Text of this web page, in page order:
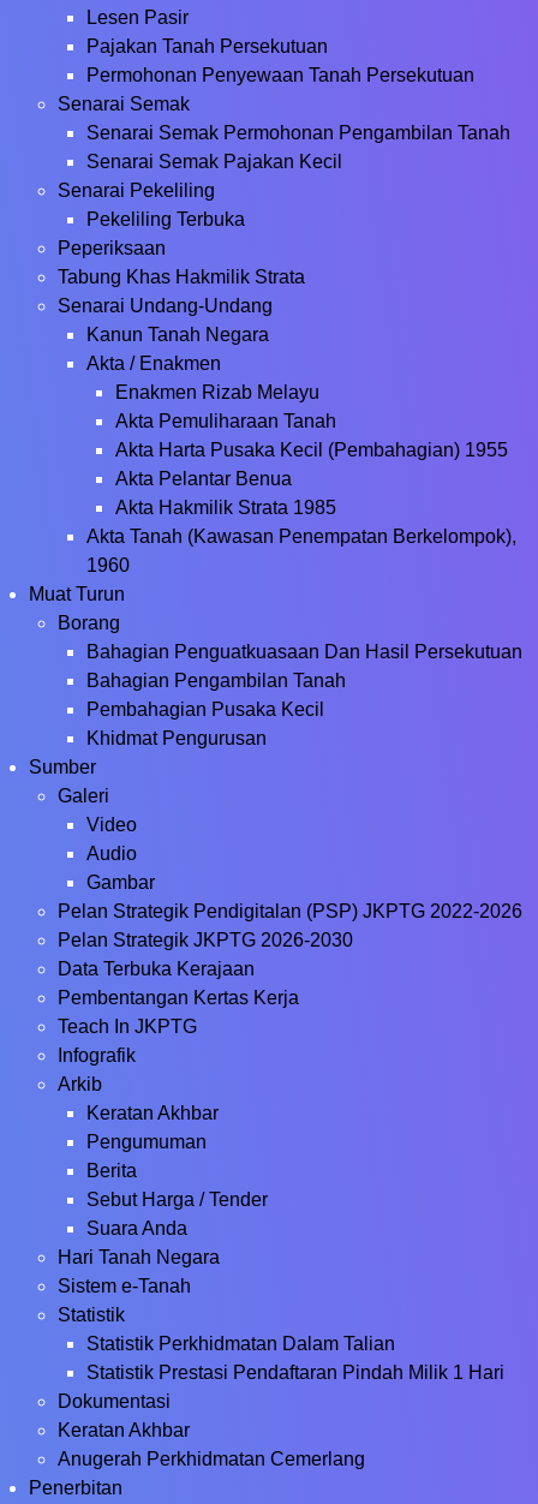
Lesen Pasir
Pajakan Tanah Persekutuan
Permohonan Penyewaan Tanah Persekutuan
Senarai Semak
Senarai Semak Permohonan Pengambilan Tanah
Senarai Semak Pajakan Kecil
Senarai Pekeliling
Pekeliling Terbuka
Peperiksaan
Tabung Khas Hakmilik Strata
Senarai Undang-Undang
Kanun Tanah Negara
Akta / Enakmen
Enakmen Rizab Melayu
Akta Pemuliharaan Tanah
Akta Harta Pusaka Kecil (Pembahagian) 1955
Akta Pelantar Benua
Akta Hakmilik Strata 1985
Akta Tanah (Kawasan Penempatan Berkelompok),
1960
Muat Turun
Borang
Bahagian Penguatkuasaan Dan Hasil Persekutuan
Bahagian Pengambilan Tanah
Pembahagian Pusaka Kecil
Khidmat Pengurusan
Sumber
Galeri
Video
Audio
Gambar
Pelan Strategik Pendigitalan (PSP) JKPTG 2022-2026
Pelan Strategik JKPTG 2026-2030
Data Terbuka Kerajaan
Pembentangan Kertas Kerja
Teach In JKPTG
Infografik
Arkib
Keratan Akhbar
Pengumuman
Berita
Sebut Harga / Tender
Suara Anda
Hari Tanah Negara
Sistem e-Tanah
Statistik
Statistik Perkhidmatan Dalam Talian
Statistik Prestasi Pendaftaran Pindah Milik 1 Hari
Dokumentasi
Keratan Akhbar
Anugerah Perkhidmatan Cemerlang
Penerbitan